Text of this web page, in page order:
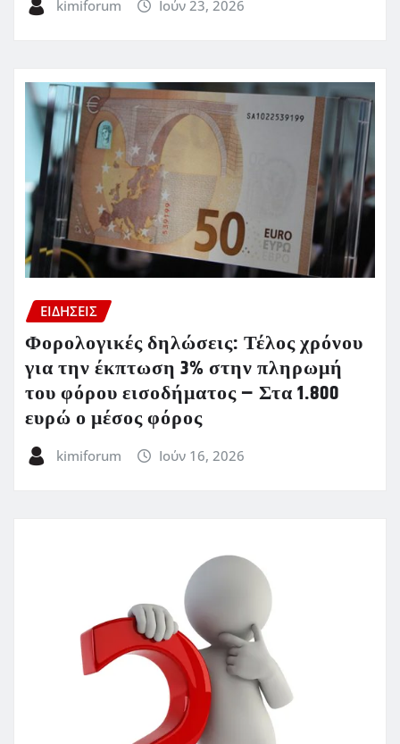
kimiforum Ιούν 23, 2026
ΕΙΔΗΣΕΙΣ
Φορολογικές δηλώσεις: Τέλος χρόνου
για την έκπτωση 3% στην πληρωμή
του φόρου εισοδήματος – Στα 1.800
ευρώ ο μέσος φόρος
kimiforum Ιούν 16, 2026